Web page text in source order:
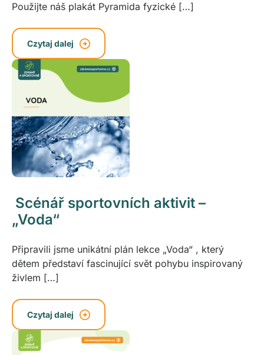
Použijte náš plakát Pyramida fyzické […]
Czytaj dalej
Scénář sportovních aktivit –
„Voda“
Připravili jsme unikátní plán lekce „Voda“ , který
dětem představí fascinující svět pohybu inspirovaný
živlem […]
Czytaj dalej